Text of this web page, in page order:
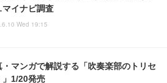
イナビ調査
Wed 19:15
・マンガで解説する「吹奏楽部のトリセ
」1/20発売